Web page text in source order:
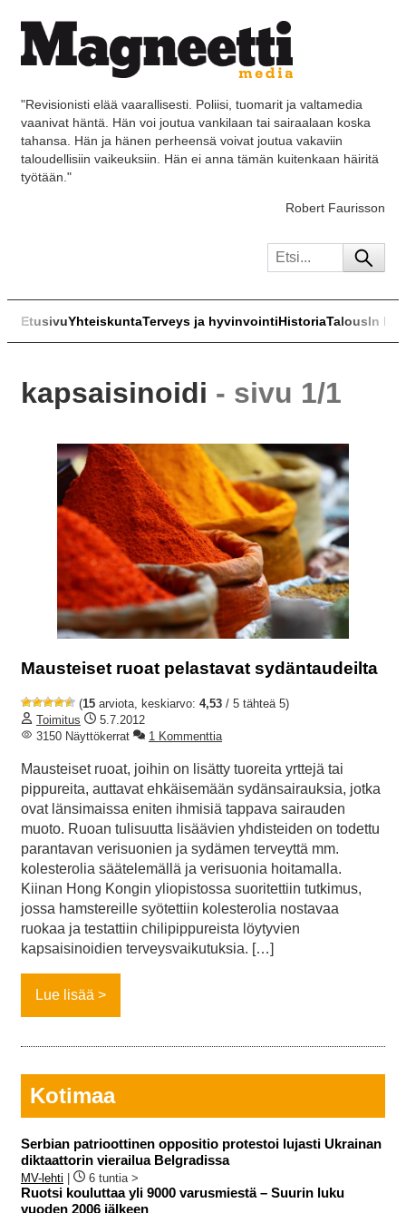
"Revisionisti elää vaarallisesti. Poliisi, tuomarit ja valtamedia
vaanivat häntä. Hän voi joutua vankilaan tai sairaalaan koska
tahansa. Hän ja hänen perheensä voivat joutua vakaviin
taloudellisiin vaikeuksiin. Hän ei anna tämän kuitenkaan häiritä
työtään."
Robert Faurisson
EtusivuYhteiskuntaTerveys ja hyvinvointiHistoriaTalousIn
kapsaisinoidi - sivu 1/1
Mausteiset ruoat pelastavat sydäntaudeilta
(15 arviota, keskiarvo: 4,53 / 5 tähteä 5)
Toimitus
5.7.2012
3150 Näyttökerrat
1 Kommenttia
Mausteiset ruoat, joihin on lisätty tuoreita yrttejä tai
pippureita, auttavat ehkäisemään sydänsairauksia, jotka
ovat länsimaissa eniten ihmisiä tappava sairauden
muoto. Ruoan tulisuutta lisäävien yhdisteiden on todettu
parantavan verisuonien ja sydämen terveyttä mm.
kolesterolia säätelemällä ja verisuonia hoitamalla.
Kiinan Hong Kongin yliopistossa suoritettiin tutkimus,
jossa hamstereille syötettiin kolesterolia nostavaa
ruokaa ja testattiin chilipippureista löytyvien
kapsaisinoidien terveysvaikutuksia. […]
Lue lisää
Kotimaa
Serbian patrioottinen oppositio protestoi lujasti Ukrainan
diktaattorin vierailua Belgradissa
MV-lehti | 6 tuntia >
Ruotsi kouluttaa yli 9000 varusmiestä – Suurin luku
vuoden 2006 jälkeen